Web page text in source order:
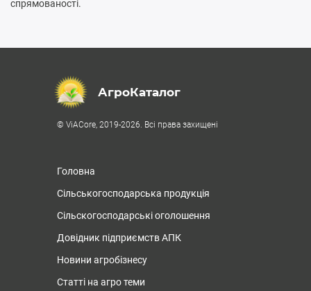
спрямованості.
АгроКаталог
© ViACore, 2019-2026. Всі права захищені
Головна
Сільськогосподарська продукція
Сільскогосподарські оголошення
Довідник підприємств АПК
Новини агробізнесу
Статті на агро теми